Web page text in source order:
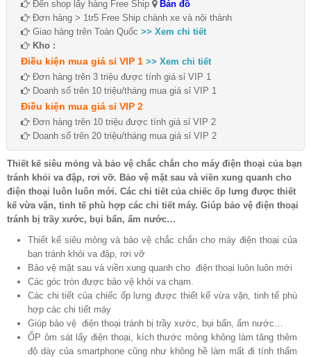
Đến shop lấy hàng Free Ship
Bản đồ
Đơn hàng > 1tr5 Free Ship chành xe và nội thành
Giao hàng trên Toàn Quốc >> Xem chi tiết
Kho :
Điều kiện mua giá sỉ VIP 1 >> Xem chi tiết
Đơn hàng trên 3 triệu được tính giá sỉ VIP 1
Doanh số trên 10 triệu/tháng mua giá sỉ VIP 1
Điều kiện mua giá sỉ VIP 2
Đơn hàng trên 10 triệu được tính giá sỉ VIP 2
Doanh số trên 20 triệu/tháng mua giá sỉ VIP 2
Thiết kế siêu mỏng và bảo vệ chắc chắn cho máy điện thoại của bạn
tránh khỏi va đập, rơi vỡ. Bảo vệ mặt sau và viền xung quanh cho
điện thoại luôn luôn mới. Các chi tiết của chiếc ốp lưng được thiết
kế vừa vặn, tinh tế phù hợp các chi tiết máy. Giúp bảo vệ điện thoại
tránh bị trầy xước, bụi bẩn, ẩm nước…
Thiết kế siêu mỏng và bảo vệ chắc chắn cho máy điện thoại của
bạn tránh khỏi va đập, rơi vỡ
Bảo vệ mặt sau và viền xung quanh cho điện thoại luôn luôn mới
Các góc tròn được bảo vệ khỏi va chạm.
Các chi tiết của chiếc ốp lưng được thiết kế vừa vặn, tinh tế phù
hợp các chi tiết máy
Giúp bảo vệ điện thoại tránh bị trầy xước, bụi bẩn, ẩm nước…
ỐP ôm sát lấy điện thoại, kích thước mỏng không làm tăng thêm
độ dày của smartphone cũng như không hề làm mất đi tính thẩm